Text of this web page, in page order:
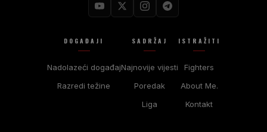
DOGAĐAJI
Nadolazeći događaj
Razredi težine
SADRŽAJ
Najnovije vijesti
Poredak
Liga
ISTRAŽITI
Fighters
About Me.
Kontakt